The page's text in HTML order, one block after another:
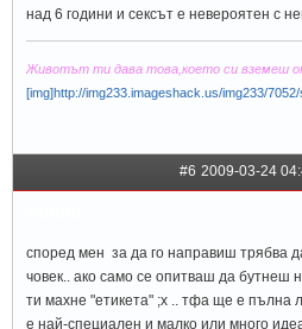
над 6 години и сексът е невероятен с
Животът ти дава това,което си вземеш
[img]http://img233.imageshack.us/img233/
#6 2009-03-24
според мен за да го направиш трябва
човек.. ако само се опитваш да бутнеш
ти махне "етикета" ;х .. тфа ще е пълна
е най-специален и малко или много